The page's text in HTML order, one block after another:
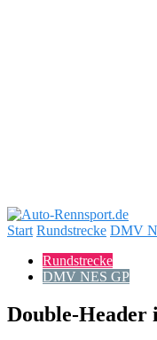
Start Rundstrecke DMV
Rundstrecke
DMV NES GP
Double-Header